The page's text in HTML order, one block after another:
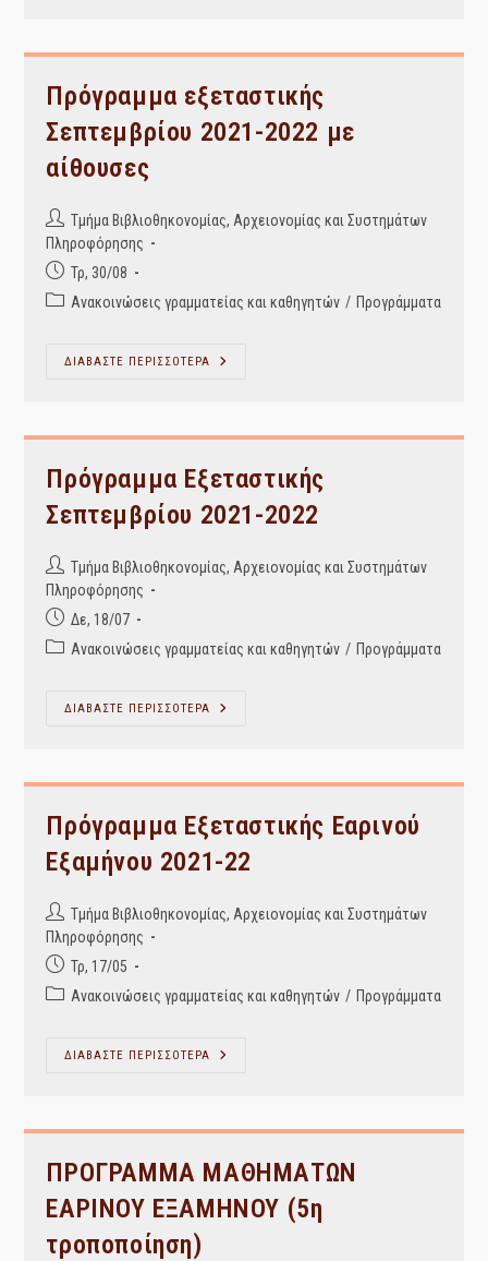
2023
Πρόγραμμα εξεταστικής
Σεπτεμβρίου 2021-2022 με
αίθουσες
Post
author:
Τμήμα Βιβλιοθηκονομίας, Αρχειονομίας και Συστημάτων
Πληροφόρησης
Post
published:
Τρ, 30/08
PostΑνακοινώσεις γραμματείας και καθηγητών / Προγράμματα
ΔΙΑΒΑΣΤΕ ΠΕΡΙΣΣΟΤΕΡΑ
Πρόγραμμα
Με
Πρόγραμμα Εξεταστικής
Σεπτεμβρίου 2021-2022
Post
author:
Τμήμα Βιβλιοθηκονομίας, Αρχειονομίας και Συστημάτων
Πληροφόρησης
Post
published:
Δε, 18/07
PostΑνακοινώσεις γραμματείας και καθηγητών / Προγράμματα
ΔΙΑΒΑΣΤΕ ΠΕΡΙΣΣΟΤΕΡΑ
Πρόγραμμα
Πρόγραμμα Εξεταστικής Εαρινού
Εξαμήνου 2021-22
Post
author:
Τμήμα Βιβλιοθηκονομίας, Αρχειονομίας και Συστημάτων
Πληροφόρησης
Post
published:
Τρ, 17/05
PostΑνακοινώσεις γραμματείας και καθηγητών / Προγράμματα
ΔΙΑΒΑΣΤΕ ΠΕΡΙΣΣΟΤΕΡΑ
Πρόγραμμα
22
ΠΡΟΓΡΑΜΜΑ ΜΑΘΗΜΑΤΩΝ
ΕΑΡΙΝΟΥ ΕΞΑΜΗΝΟΥ (5η
τροποποίηση)